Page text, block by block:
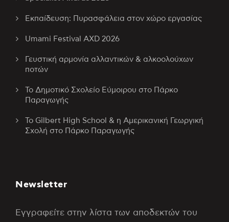
Εκπαίδευση: Πυρασφάλεια στον χώρο εργασίας
Umami Festival AXD 2026
Γευστική αρμονία αλλαντικών & αλκοολούχων
ποτών
Το Δημοτικό Σχολείο Εύμοιρου στο Πάρκο
Παραγωγής
Το Gilbert High School & η Αμερικανική Γεωργική
Σχολή στο Πάρκο Παραγωγής
Newsletter
Εγγραφείτε στην λίστα των αποδεκτών του